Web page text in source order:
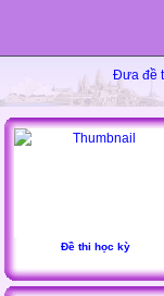
Đưa đề
Đề thi học kỳ